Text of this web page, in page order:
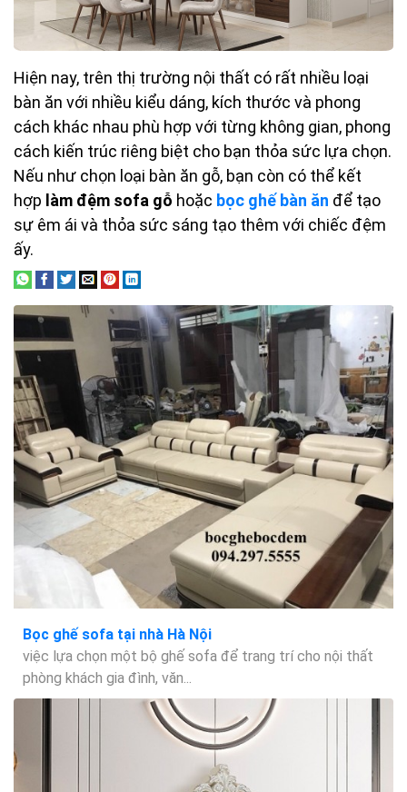
Hiện nay, trên thị trường nội thất có rất nhiều loại
bàn ăn với nhiều kiểu dáng, kích thước và phong
cách khác nhau phù hợp với từng không gian, phong
cách kiến trúc riêng biệt cho bạn thỏa sức lựa chọn.
Nếu như chọn loại bàn ăn gỗ, bạn còn có thể kết
hợp làm đệm sofa gỗ hoặc bọc ghế bàn ăn để tạo
sự êm ái và thỏa sức sáng tạo thêm với chiếc đệm
ấy.
Bọc ghế sofa tại nhà Hà Nội
việc lựa chọn một bộ ghế sofa để trang trí cho nội thất
phòng khách gia đình, văn...